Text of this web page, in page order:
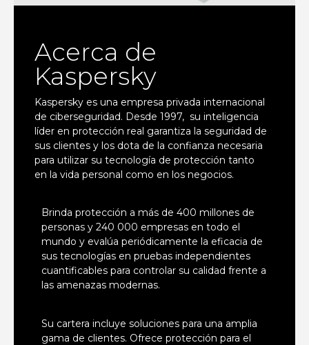
Acerca de
Kaspersky
Kaspersky es una empresa privada internacional
de ciberseguridad. Desde 1997, su inteligencia
líder en protección real garantiza la seguridad de
sus clientes y los dota de la confianza necesaria
para utilizar su tecnología de protección tanto
en la vida personal como en los negocios.
Brinda protección a más de 400 millones de
personas y 240 000 empresas en todo el
mundo y evalúa periódicamente la eficacia de
sus tecnologías en pruebas independientes
cuantificables para controlar su calidad frente a
las amenazas modernas.
Su cartera incluye soluciones para una amplia
gama de clientes. Ofrece protección para el